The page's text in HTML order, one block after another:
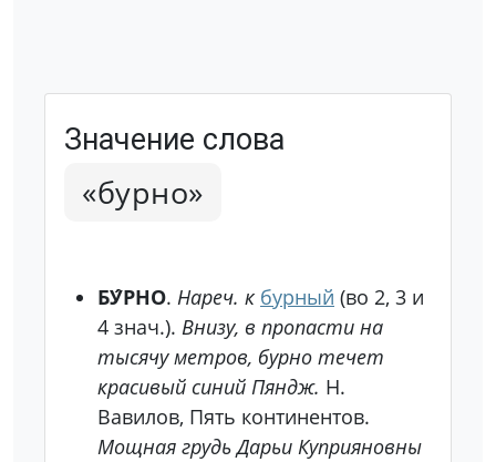
Значение слова
«бурно»
БУ́РНО. Нареч. к бурный (во 2, 3 и
4 знач.). Внизу, в пропасти на
тысячу метров, бурно течет
красивый синий Пяндж. Н.
Вавилов, Пять континентов.
Мощная грудь Дарьи Куприяновны